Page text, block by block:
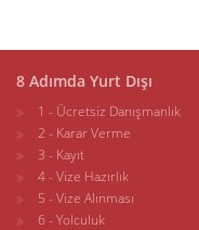
8 Adımda Yurt Dışı
1 - Ücretsiz Danışmanlık
2 - Karar Verme
3 - Kayıt
4 - Vize Hazırlık
5 - Vize Alınması
6 - Yolculuk